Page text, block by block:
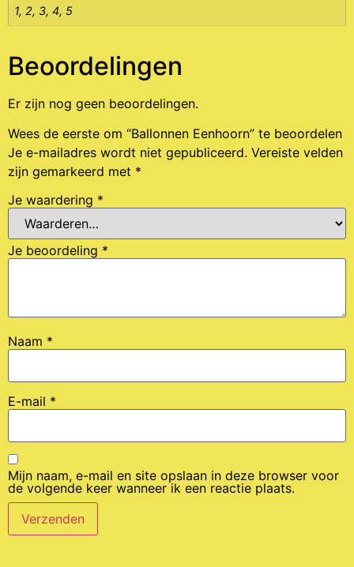
1, 2, 3, 4, 5
Beoordelingen
Er zijn nog geen beoordelingen.
Wees de eerste om “Ballonnen Eenhoorn” te beoordelen
Je e-mailadres wordt niet gepubliceerd. Vereiste velden
zijn gemarkeerd met *
Je waardering *
Je beoordeling *
Naam *
E-mail *
Mijn naam, e-mail en site opslaan in deze browser voor
de volgende keer wanneer ik een reactie plaats.